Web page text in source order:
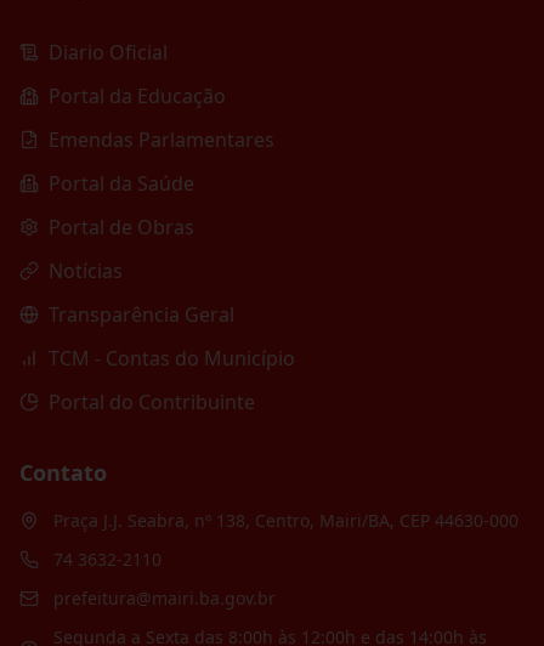
Diario Oficial
Portal da Educação
Emendas Parlamentares
Portal da Saúde
Portal de Obras
Notícias
Transparência Geral
TCM - Contas do Município
Portal do Contribuinte
Contato
Praça J.J. Seabra, nº 138, Centro, Mairi/BA, CEP 44630-000
74 3632-2110
prefeitura@mairi.ba.gov.br
Segunda a Sexta das 8:00h às 12:00h e das 14:00h às